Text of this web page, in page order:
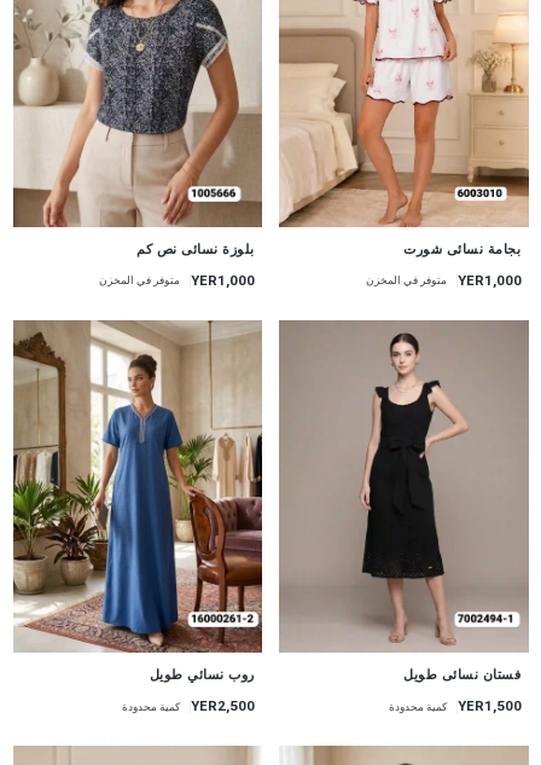
بجامة نسائى شورت
YER1,000 متوفر في المخزن
بلوزة نسائى نص كم
YER1,000 متوفر في المخزن
جديد
فستان نسائى طويل
YER1,500 كمية محدودة
روب نسائي طويل
YER2,500 كمية محدودة